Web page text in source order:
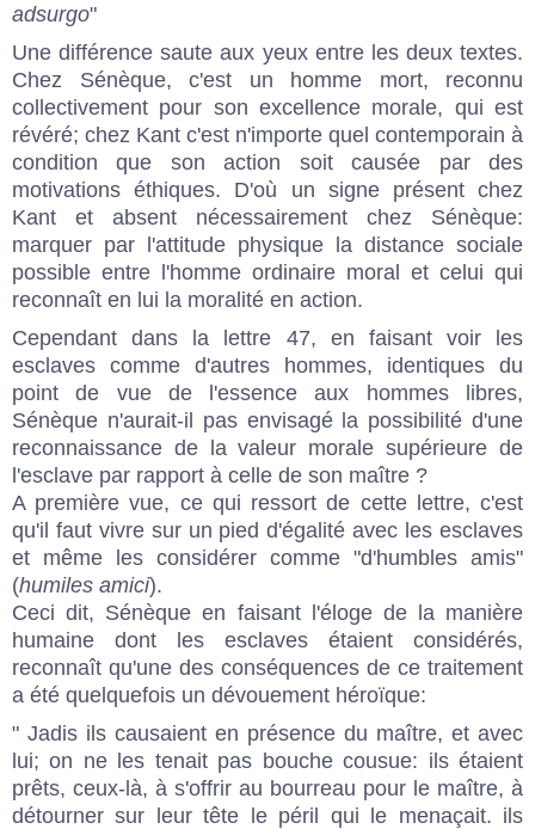
adsurgo"
Une différence saute aux yeux entre les deux textes.
Chez Sénèque, c'est un homme mort, reconnu
collectivement pour son excellence morale, qui est
révéré; chez Kant c'est n'importe quel contemporain à
condition que son action soit causée par des
motivations éthiques. D'où un signe présent chez
Kant et absent nécessairement chez Sénèque:
marquer par l'attitude physique la distance sociale
possible entre l'homme ordinaire moral et celui qui
reconnaît en lui la moralité en action.
Cependant dans la lettre 47, en faisant voir les
esclaves comme d'autres hommes, identiques du
point de vue de l'essence aux hommes libres,
Sénèque n'aurait-il pas envisagé la possibilité d'une
reconnaissance de la valeur morale supérieure de
l'esclave par rapport à celle de son maître ?
A première vue, ce qui ressort de cette lettre, c'est
qu'il faut vivre sur un pied d'égalité avec les esclaves
et même les considérer comme "d'humbles amis"
(humiles amici).
Ceci dit, Sénèque en faisant l'éloge de la manière
humaine dont les esclaves étaient considérés,
reconnaît qu'une des conséquences de ce traitement
a été quelquefois un dévouement héroïque:
" Jadis ils causaient en présence du maître, et avec
lui; on ne les tenait pas bouche cousue: ils étaient
prêts, ceux-là, à s'offrir au bourreau pour le maître, à
détourner sur leur tête le péril qui le menaçait. ils